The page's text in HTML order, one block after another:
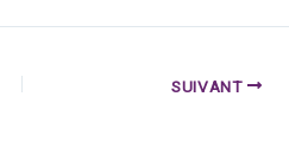
SUIVANT